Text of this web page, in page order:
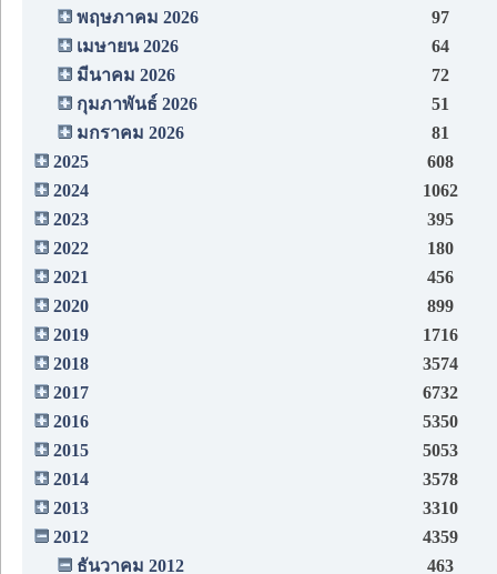
พฤษภาคม 2026
97
เมษายน 2026
64
มีนาคม 2026
72
กุมภาพันธ์ 2026
51
มกราคม 2026
81
2025
608
2024
1062
2023
395
2022
180
2021
456
2020
899
2019
1716
2018
3574
2017
6732
2016
5350
2015
5053
2014
3578
2013
3310
2012
4359
ธันวาคม 2012
463